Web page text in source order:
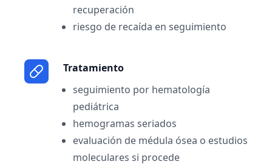
recuperación
riesgo de recaída en seguimiento
Tratamiento
seguimiento por hematología
pediátrica
hemogramas seriados
evaluación de médula ósea o estudios
moleculares si procede